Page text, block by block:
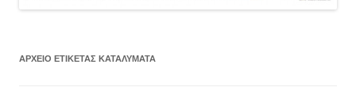
ΑΡΧΕΊΟ ΕΤΙΚΈΤΑΣ ΚΑΤΑΛΥΜΑΤΑ